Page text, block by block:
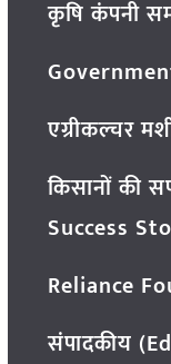
कृषि कंपनी
एग्रीकल्चर
किसानों की
Success
Reliance
संपादकीय